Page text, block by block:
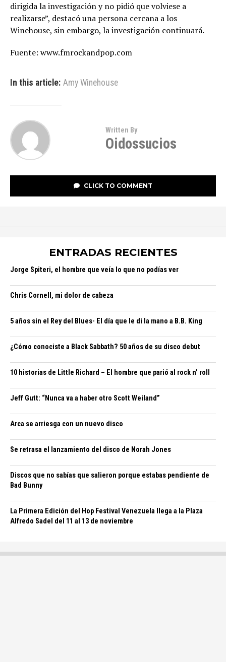
dirigida la investigación y no pidió que volviese a
realizarse”, destacó una persona cercana a los
Winehouse, sin embargo, la investigación continuará.
Fuente: www.fmrockandpop.com
In this article: Amy Winehouse
Written By
Oidossucios
CLICK TO COMMENT
ENTRADAS RECIENTES
Jorge Spiteri, el hombre que veía lo que no podías ver
Chris Cornell, mi dolor de cabeza
5 años sin el Rey del Blues- El día que le di la mano a B.B. King
¿Cómo conociste a Black Sabbath? 50 años de su disco debut
10 historias de Little Richard – El hombre que parió al rock n’ roll
Jeff Gutt: “Nunca va a haber otro Scott Weiland”
Arca se arriesga con un nuevo disco
Se retrasa el lanzamiento del disco de Norah Jones
Discos que no sabías que salieron porque estabas pendiente de
Bad Bunny
La Primera Edición del Hop Festival Venezuela llega a la Plaza
Alfredo Sadel del 11 al 13 de noviembre